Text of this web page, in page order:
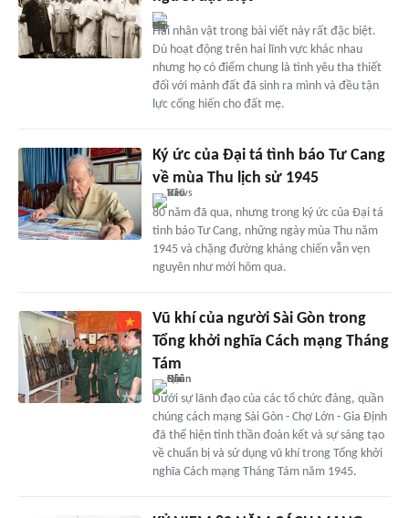
Hai nhân vật trong bài viết này rất đặc biệt.
Dù hoạt động trên hai lĩnh vực khác nhau
nhưng họ có điểm chung là tình yêu tha thiết
đối với mảnh đất đã sinh ra mình và đều tận
lực cống hiến cho đất mẹ.
Ký ức của Đại tá tình báo Tư Cang
về mùa Thu lịch sử 1945
80 năm đã qua, nhưng trong ký ức của Đại tá
tình báo Tư Cang, những ngày mùa Thu năm
1945 và chặng đường kháng chiến vẫn vẹn
nguyên như mới hôm qua.
Vũ khí của người Sài Gòn trong
Tổng khởi nghĩa Cách mạng Tháng
Tám
Dưới sự lãnh đạo của các tổ chức đảng, quần
chúng cách mạng Sài Gòn - Chợ Lớn - Gia Định
đã thể hiện tinh thần đoàn kết và sự sáng tạo
về chuẩn bị và sử dụng vũ khí trong Tổng khởi
nghĩa Cách mạng Tháng Tám năm 1945.